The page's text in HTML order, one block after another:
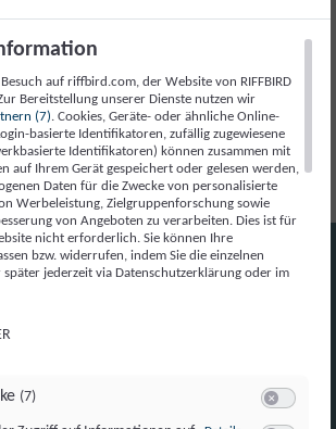
: FN 501601 z
: ATU73798189
auf riffbird.com, der Website von RIFFBIRD
Bereitstellung unserer Dienste nutzen wir
(7) . Cookies, Geräte- oder ähnliche Online-
basierte Identifikatoren, zufällig zugewiesene
Identifikatoren) können zusammen mit
auf Ihrem Gerät gespeichert oder gelesen werden,
Daten für die Zwecke von personalisierte
Werbeleistung, Zielgruppenforschung sowie
von Angeboten zu verarbeiten. Dies ist für
nicht erforderlich. Sie können Ihre
bzw. widerrufen, indem Sie die einzelnen
jederzeit via Datenschutzerklärung oder im
(7)